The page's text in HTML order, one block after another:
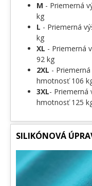
M - Priemerná
kg
L - Priemerná
kg
XL - Priemerná
92 kg
2XL -
hmotnosť 106
3XL- Priemerná
hmotnosť 125
SILIKÓNOVÁ